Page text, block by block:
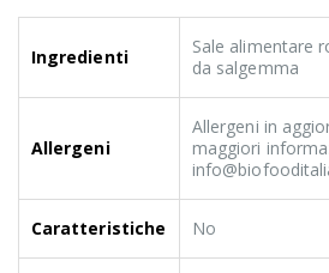
Ingredienti
Sale alimentare
da salgemma
Allergeni
Allergeni in
maggiori
Caratteristiche No